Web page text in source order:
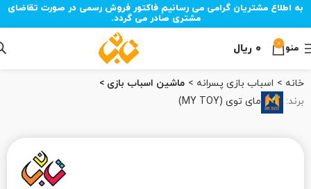
به اطلاع مشتریان گرامی می رسانیم فاکتور فروش رسمی در صورت تقاضای
مشتری صادر می گردد.
منو 0 ۰ ریال
خانه اسباب بازی پسرانه
ماشین اسباب بازی
برند:
مای توی (MY TOY)